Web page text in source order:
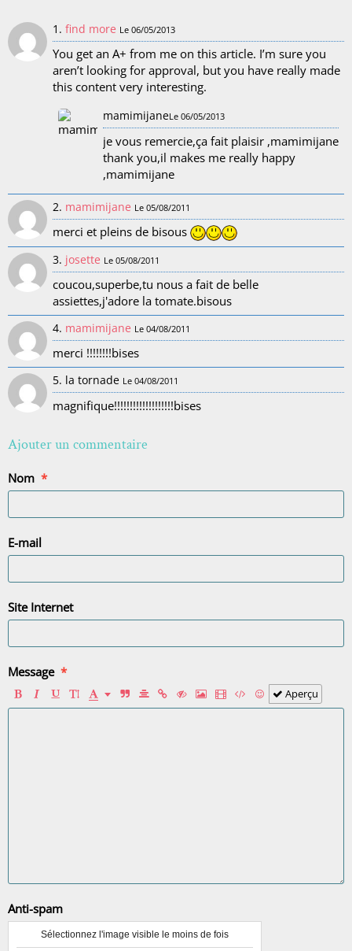
1. find more Le 06/05/2013
You get an A+ from me on this article. I’m sure you
aren’t looking for approval, but you have really made
this content very interesting.
mamimijaneLe 06/05/2013
je vous remercie,ça fait plaisir ,mamimijane
thank you,il makes me really happy
,mamimijane
2. mamimijane Le 05/08/2011
merci et pleins de bisous
3. josette Le 05/08/2011
coucou,superbe,tu nous a fait de belle
assiettes,j'adore la tomate.bisous
4. mamimijane Le 04/08/2011
merci !!!!!!!!bises
5. la tornade Le 04/08/2011
magnifique!!!!!!!!!!!!!!!!!!!bises
Ajouter un commentaire
Nom
E-mail
Site Internet
Message
Aperçu
Anti-spam
Sélectionnez l'image visible le moins de fois